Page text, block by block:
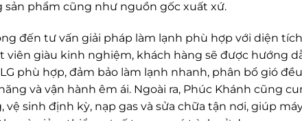
phẩm cũng như nguồn gốc xuất xứ.
đến tư vấn giải pháp làm lạnh phù hợp với diện
viên giàu kinh nghiệm, khách hàng sẽ được hướng
phù hợp, đảm bảo làm lạnh nhanh, phân bổ gió đều
và vận hành êm ái. Ngoài ra, Phúc Khánh cũng
sinh định kỳ, nạp gas và sửa chữa tận nơi, giúp